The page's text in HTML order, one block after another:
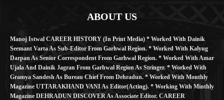
ABOUT US
Manoj Istwal CAREER HISTORY (in Print Media) * Worked With Dainik
Seemant Varta As Sub-Editor From Garhwal Region. * Worked With Kalyug
Darpan As Senior Correspondent From Garhwal Region. * Worked With Amar
Ujala And Dainik Jagran From Garhwal Region As Stringer. * Worked With
Gramya Sandesh As Bureau Chief From Dehradun. * Worked With Monthly
Magazine UTTARAKHAND VANI As Editor(Acting). * Working With Minthly
Magazine DEHRADUN DISCOVER As Associate Editor. CAREER